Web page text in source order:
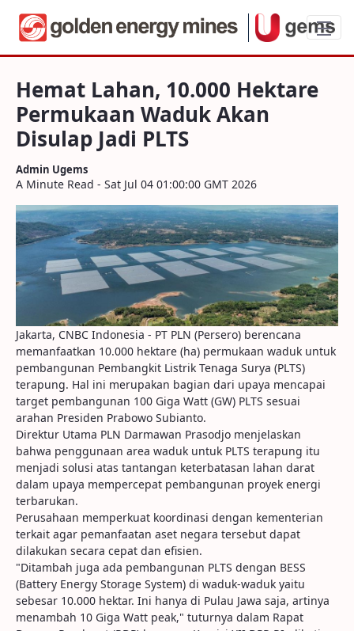
Hemat Lahan, 10.000 Hektare
Hemat Lahan, 10.000 Hektare
Permukaan Waduk Akan
Disulap Jadi PLTS
Admin Ugems
A Minute Read - Sat Jul 04 01:00:00 GMT 2026
Jakarta, CNBC Indonesia - PT PLN (Persero) berencana
memanfaatkan 10.000 hektare (ha) permukaan waduk untuk
pembangunan Pembangkit Listrik Tenaga Surya (PLTS)
terapung. Hal ini merupakan bagian dari upaya mencapai
target pembangunan 100 Giga Watt (GW) PLTS sesuai
arahan Presiden Prabowo Subianto.
Direktur Utama PLN Darmawan Prasodjo menjelaskan
bahwa penggunaan area waduk untuk PLTS terapung itu
menjadi solusi atas tantangan keterbatasan lahan darat
dalam upaya mempercepat pembangunan proyek energi
terbarukan.
Perusahaan memperkuat koordinasi dengan kementerian
terkait agar pemanfaatan aset negara tersebut dapat
dilakukan secara cepat dan efisien.
"Ditambah juga ada pembangunan PLTS dengan BESS
(Battery Energy Storage System) di waduk-waduk yaitu
sebesar 10.000 hektar. Ini hanya di Pulau Jawa saja, artinya
menambah 10 Giga Watt peak," tuturnya dalam Rapat